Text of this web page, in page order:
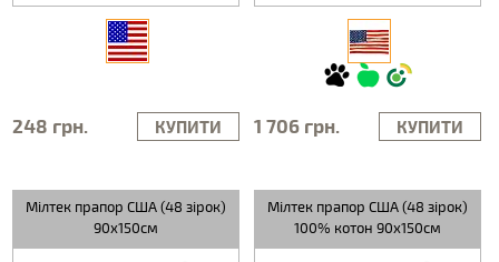
248 грн. КУПИТИ 1 706 грн. КУПИТИ
Мілтек прапор США (48 зірок)
90х150см
Мілтек прапор США (48 зірок)
100% котон 90x150см